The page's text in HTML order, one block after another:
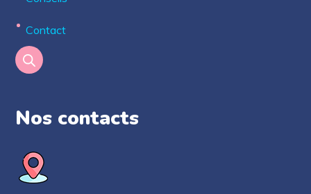
Contact
Nos contacts​